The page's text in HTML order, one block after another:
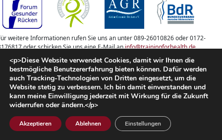
weitere Informationen rufen Sie uns an unter 089-26010826 oder 0172-
oder schicken Sie uns eine E-Mail aninfo@trainingforhealth.de
© 2026 Training for Health. All rights reserved.
Impressum Datenschutzerklärung Cookies
<p>Diese Website verwendet Cookies, damit wir Ihnen die
bestmögliche Benutzererfahrung bieten können. Dafür werden
auch Tracking-Technologien von Dritten eingesetzt, um die
Website stetig zu verbessern. Ich bin damit einverstanden und
kann meine Einwilligung jederzeit mit Wirkung für die Zukunft
widerrufen oder ändern.</p>
Akzeptieren Ablehnen Einstellungen